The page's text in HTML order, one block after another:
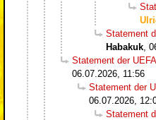
Statement
Habakuk
Statement der
06.07.2026, 11:56
Statement der
06.07.2026,
Statement